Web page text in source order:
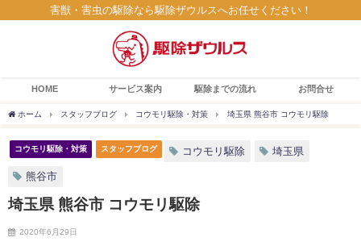
害獣・害虫の駆除なら駆除ザウルスへお任せください！
HOME サービス案内 駆除までの流れ お問合せ
ホーム スタッフブログ コウモリ駆除・対策 埼玉県 熊谷市 コウモリ駆除
コウモリ駆除・対策 スタッフブログ コウモリ駆除 埼玉県
熊谷市
埼玉県 熊谷市 コウモリ駆除
2020年6月29日